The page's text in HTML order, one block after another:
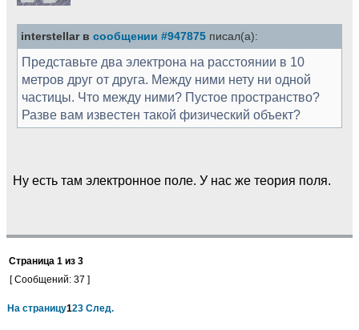
interstellar в сообщении #947875 писал(а):
Представьте два электрона на расстоянии в 10
метров друг от друга. Между ними нету ни одной
частицы. Что между ними? Пустое пространство?
Разве вам известен такой физический объект?
Ну есть там электронное поле. У нас же теория поля.
Страница 1 из 3
[ Сообщений: 37 ]
На страницу123 След.